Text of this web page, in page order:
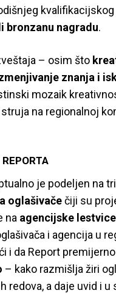
bronzanu nagradu.
– osim što
znanja i
mozaik
na regionalnoj
je podeljen na
oglašivačečiji su
na agencijske lestvice
i agencija u
i da Report
– kako razmišlja žiri
redova, a daje uvid i